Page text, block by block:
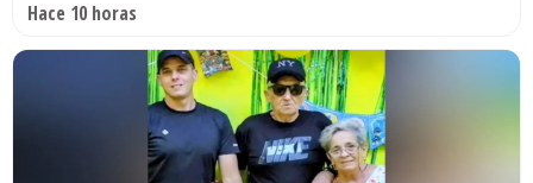
Hace 10 horas